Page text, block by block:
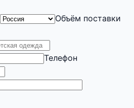
Объём поставки
Телефон